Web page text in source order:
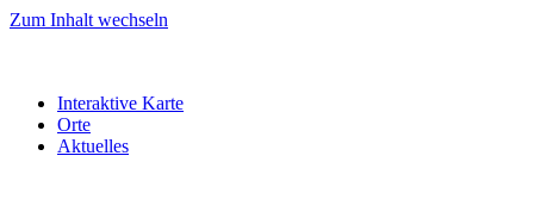
Zum Inhalt wechseln
Interaktive Karte
Orte
Aktuelles